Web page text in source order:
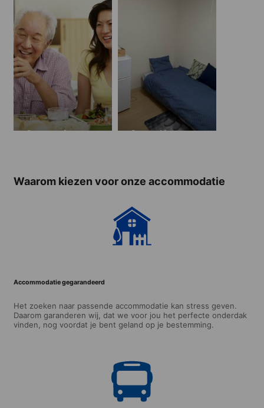
Gastgezin Guest House
Waarom kiezen voor onze accommodatie
Accommodatie gegarandeerd
Het zoeken naar passende accommodatie kan stress geven.
Daarom garanderen wij, dat we voor jou het perfecte onderdak
vinden, nog voordat je bent geland op je bestemming.